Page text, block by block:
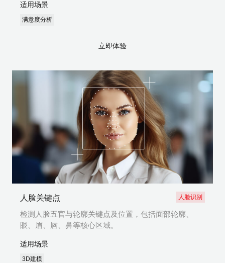
适用场景
满意度分析
立即体验
人脸关键点 人脸识别
检测人脸五官与轮廓关键点及位置，包括面部轮廓、
眼、眉、唇、鼻等核心区域。
适用场景
3D建模